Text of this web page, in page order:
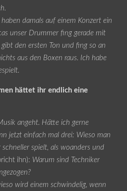
haben damals auf einem Konzert ein
unser Drummer fing gerade mit
gibt den ersten Ton und fing so an
aus den Boxen raus. Ich habe
hättet ihr endlich eine
angeht. Hätte ich gerne
jetzt einfach mal drei: Wieso man
spielt, als woanders und
ihn): Warum sind Techniker
wird einem schwindelig, wenn